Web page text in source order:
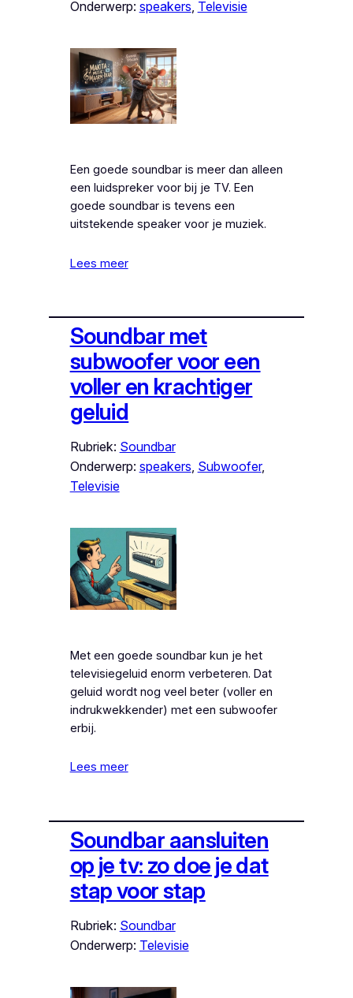
Onderwerp: speakers Televisie
Een goede soundbar is meer dan alleen
een luidspreker voor bij je TV. Een
goede soundbar is tevens een
uitstekende speaker voor je muziek.
Lees meer
Soundbar met
subwoofer voor een
voller en krachtiger
geluid
Rubriek: Soundbar
Onderwerp: speakers, Subwoofer
Televisie
Met een goede soundbar kun je het
televisiegeluid enorm verbeteren. Dat
geluid wordt nog veel beter (voller en
indrukwekkender) met een subwoofer
erbij.
Lees meer
Soundbar aansluiten
op je tv: zo doe je dat
stap voor stap
Rubriek: Soundbar
Onderwerp: Televisie